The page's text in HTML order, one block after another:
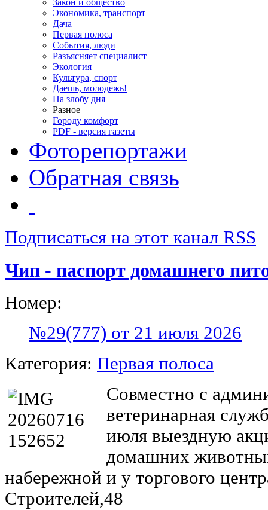
Закон и общество
Экономика, транспорт
Дача
Первая полоса
События, люди
Разъясняет специалист
Экология
Культура, спорт
Даешь, молодежь!
На злобу дня
Разное
Городу комфорт
PDF - версия газеты
Фоторепортажи
Обратная связь
Подписаться на этот канал RSS
Чип - паспорт домашнего
Номер:
№29(777) от 21 июля 2026
Категория: Первая полоса
Совместно с
ветеринарная
июля выездную
домашних
набережной и у торгового
Строителей,48